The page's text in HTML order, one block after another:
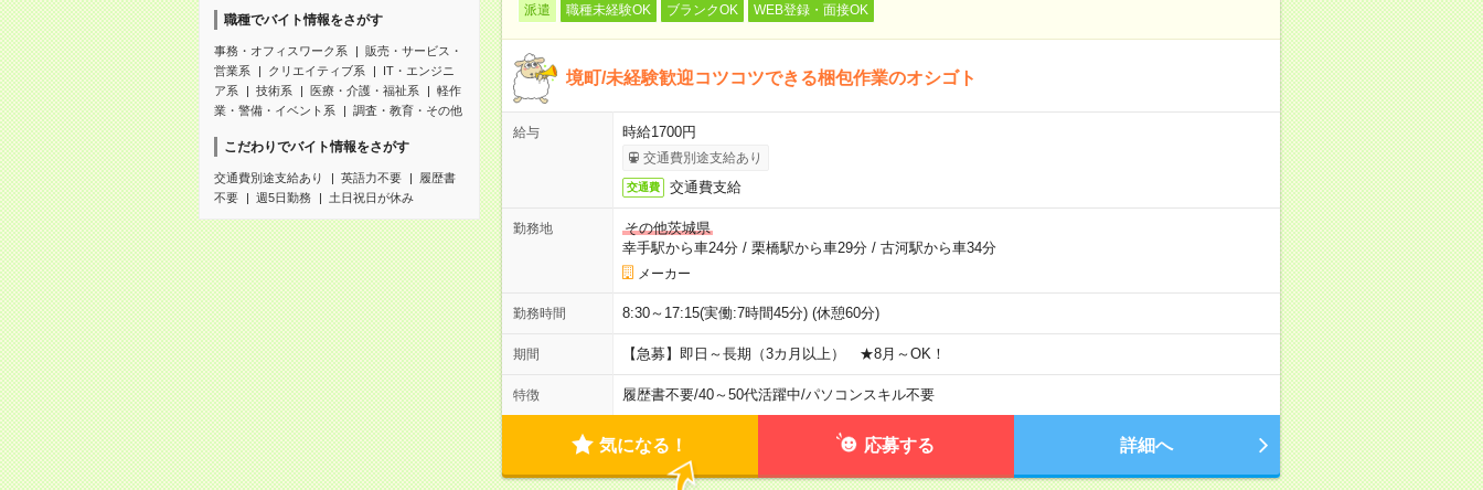
職種でバイト情報をさがす
事務・オフィスワーク系
販売・サービス・
営業系
クリエイティブ系
IT・エンジニ
ア系
技術系 医療・介護・福祉系
軽作
業・警備・イベント系
調査・教育・その他
こだわりでバイト情報をさがす
交通費別途支給あり 英語力不要
履歴書
不要
週5日勤務 土日祝日が休み
派遣 職種未経験OK ブランクOK WEB登録・面接OK
境町/未経験歓迎コツコツできる梱包作業のオシゴト
給与 時給1700円
交通費別途支給あり
交通費 交通費支給
勤務地
その他茨城県
幸手駅から車24分/ 栗橋駅から車29分/ 古河駅から車34分
メーカー
勤務時間 8:30～17:15(実働:7時間45分) (休憩60分)
期間 【急募】即日～長期（3カ月以上） ★8月～OK！
特徴 履歴書不要/40～50代活躍中/パソコンスキル不要
気になる！ 応募する 詳細へ